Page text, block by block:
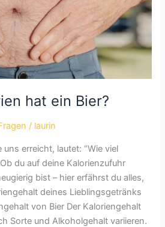
hat ein Bier?
/ laurin
uns erreicht, lautet: “Wie viel
du auf deine Kalorienzufuhr
bist – hier erfährst du alles,
deines Lieblingsgetränks
von Bier Der Kaloriengehalt
Sorte und Alkoholgehalt variieren.